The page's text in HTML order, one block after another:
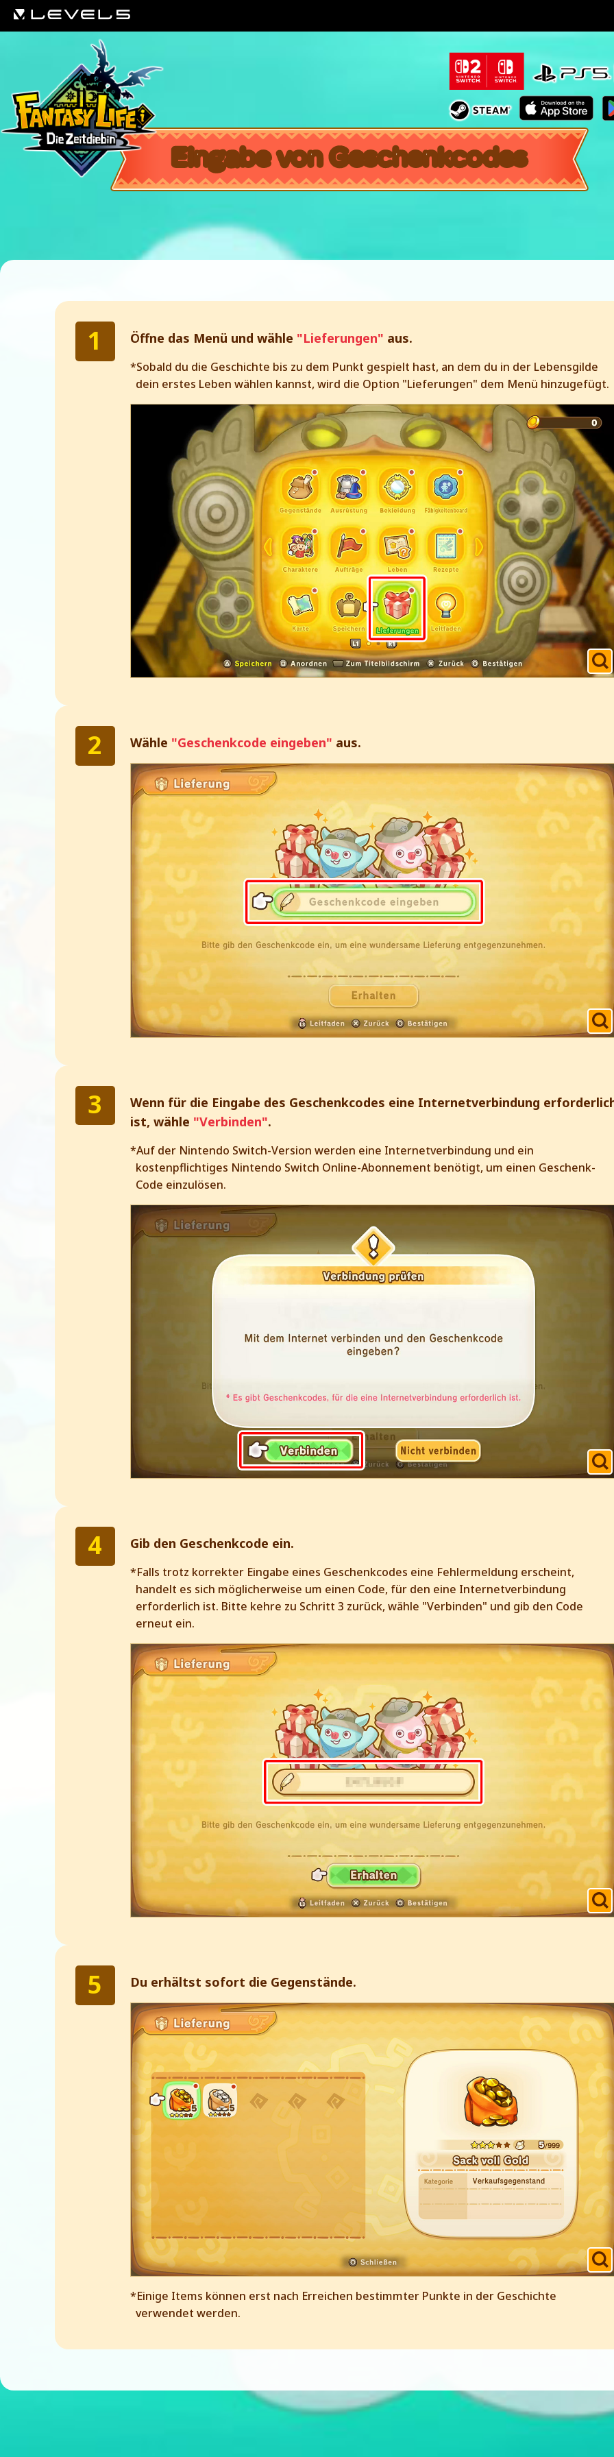
Eingabe vonGeschenkcodes
Öffne das Menü und wähle "Lieferungen" aus.
*Sobald du die Geschichte bis zu dem Punkt gespielt hast, an dem du in der Lebensgilde
dein erstes Leben wählen kannst, wird die Option "Lieferungen" dem Menü hinzugefügt.
Wähle "Geschenkcode eingeben" aus.
Wenn für die Eingabe des Geschenkcodes eine Internetverbindung
ist, wähle "Verbinden".
*Auf der Nintendo Switch-Version werden eine Internetverbindung und ein
kostenpflichtiges Nintendo Switch Online-Abonnement benötigt, um einen Geschenk-
Code einzulösen.
Gib den Geschenkcode ein.
*Falls trotz korrekter Eingabe eines Geschenkcodes eine Fehlermeldung erscheint,
handelt es sich möglicherweise um einen Code, für den eine Internetverbindung
erforderlich ist. Bitte kehre zu Schritt 3 zurück, wähle "Verbinden" und gib den Code
erneut ein.
Du erhältst sofort die Gegenstände.
*Einige Items können erst nach Erreichen bestimmter Punkte in der Geschichte
verwendet werden.